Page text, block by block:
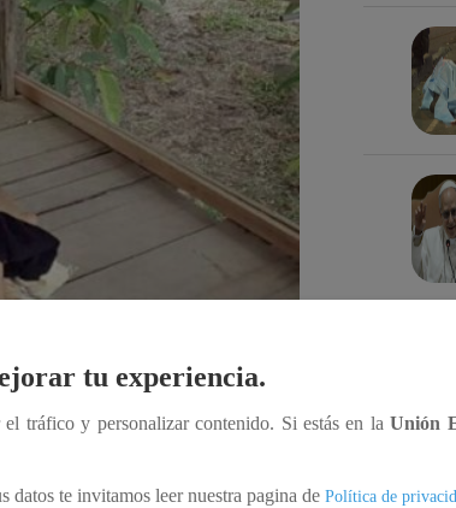
tu experiencia.
tráfico y personalizar contenido. Si estás en laUnión
datos te invitamos leer nuestra pagina de Política de